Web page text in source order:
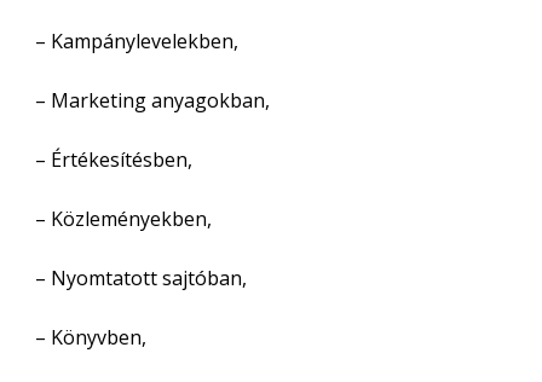
– Kampánylevelekben,
– Marketing anyagokban,
– Értékesítésben,
– Közleményekben,
– Nyomtatott sajtóban,
– Könyvben,